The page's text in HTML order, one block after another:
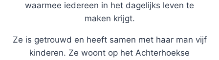
waarmee iedereen in het dagelijks leven te
maken krijgt.
Ze is getrouwd en heeft samen met haar man vijf
kinderen. Ze woont op het Achterhoekse